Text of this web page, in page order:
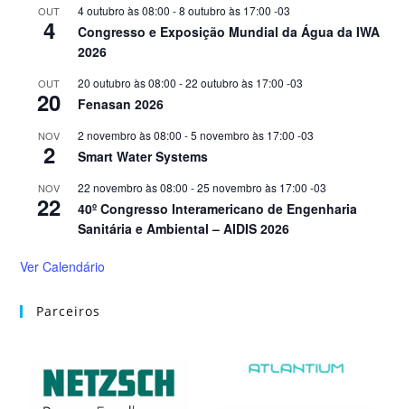
OUT
4
4 outubro às 08:00 -8 outubro às 17:00 -03
Congresso e Exposição Mundial da Água da IWA
2026
OUT
20
20 outubro às 08:00 -22 outubro às 17:00 -03
Fenasan 2026
NOV
2
2 novembro às 08:00 -5 novembro às 17:00 -03
Smart Water Systems
NOV
22
22 novembro às 08:00 -25 novembro às 17:00 -03
40º Congresso Interamericano de Engenharia
Sanitária e Ambiental – AIDIS 2026
Ver Calendário
Parceiros